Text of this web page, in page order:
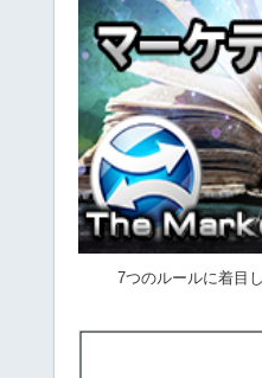
7つのルールに着目